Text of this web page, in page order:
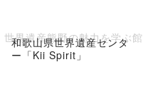
和歌山県世界遺産センタ
ー「Kii Spirit」
世界遺産熊野の魅力を学ぶ館